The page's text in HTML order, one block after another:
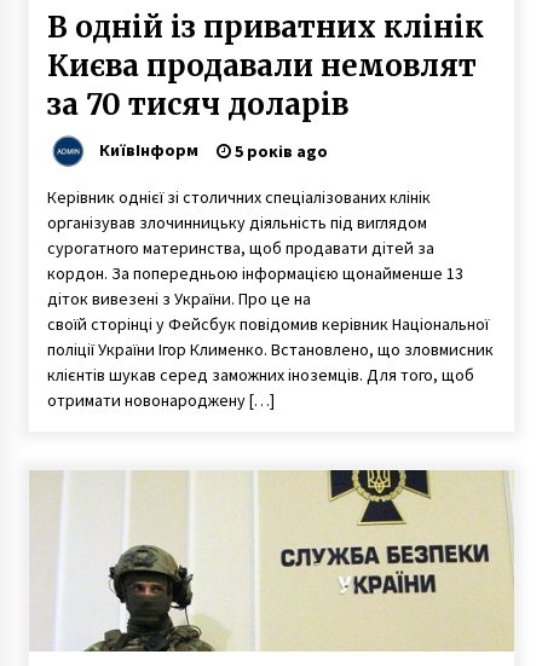
В одній із приватних клінік
Києва продавали немовлят
за 70 тисяч доларів
КиївІнформ 5 років ago
Керівник однієї зі столичних спеціалізованих клінік
організував злочинницьку діяльність під виглядом
сурогатного материнства, щоб продавати дітей за
кордон. За попередньою інформацією щонайменше 13
діток вивезені з України. Про це на
своїй сторінці у Фейсбук повідомив керівник Національної
поліції України Ігор Клименко. Встановлено, що зловмисник
клієнтів шукав серед заможних іноземців. Для того, щоб
отримати новонароджену […]